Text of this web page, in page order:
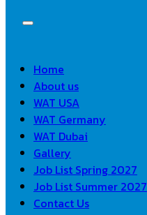
Home
About us
WAT USA
WAT Germany
WAT Dubai
Gallery
Job List Spring 2027
Job List Summer 2027
Contact Us